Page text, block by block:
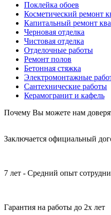
Поклейка обоев
Косметический ремонт
Капитальный ремонт
Черновая отделка
Чистовая отделка
Отделочные работы
Ремонт полов
Бетонная стяжка
Электромонтажные
Сантехнические работы
Керамогранит и кафель
Почему Вы можете нам
Заключается официальный
7 лет - Средний опыт
Гарантия на работы до 2х лет